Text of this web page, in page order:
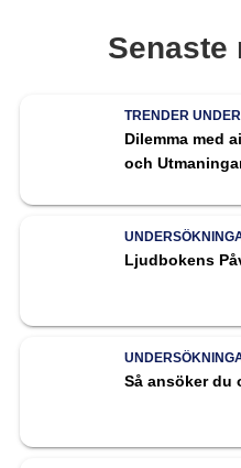
Senaste
TRENDER
Dilemma med
och
Ljudbokens
Så ansöker du